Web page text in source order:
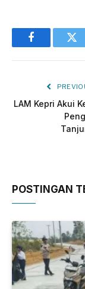
Facebook
LAM Kepri Akui
POSTINGAN